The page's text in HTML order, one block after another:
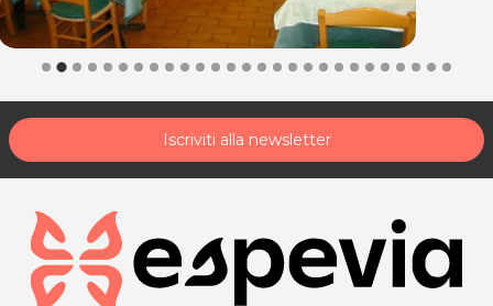
Iscriviti alla newsletter